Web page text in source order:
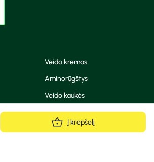
Į krepšelį
Veido kremas
Aminorūgštys
Veido kaukės
Eteriniai aliejai
BB ir CC kremas